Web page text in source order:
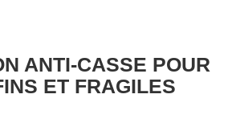
ANTI-CASSE POUR
ET FRAGILES